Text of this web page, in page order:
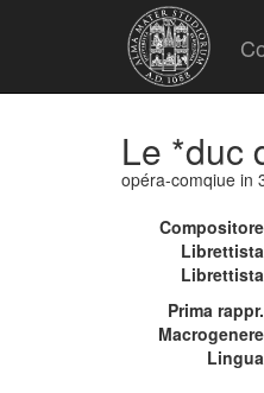
Le *duc
opéra-comqiue in
Prima